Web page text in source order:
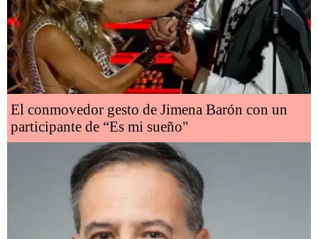
El conmovedor gesto de Jimena Barón con un
participante de “Es mi sueño"